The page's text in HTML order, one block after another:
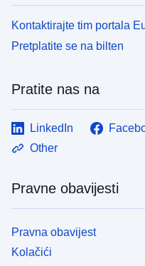
Kontaktirajte tim portala
Pretplatite se na bilten
Pratite nas na
LinkedIn
Other
Pravne obavijesti
Pravna obavijest
Kolačići